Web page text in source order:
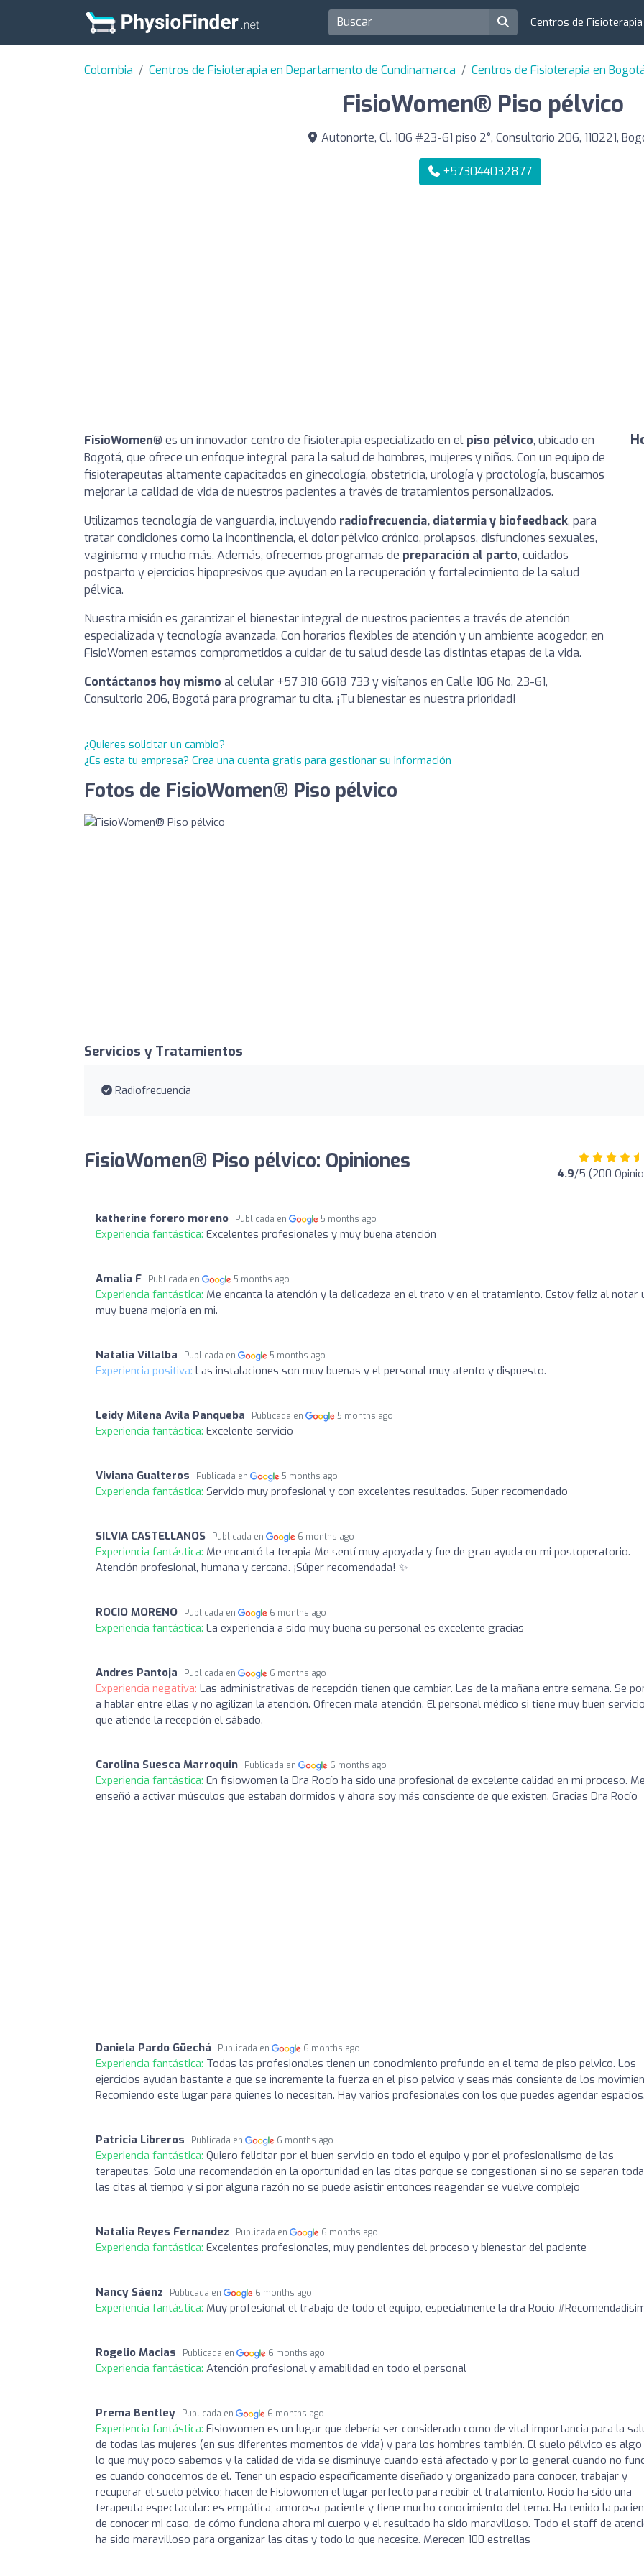
Centros de
Colombia Centros de Fisioterapia en Departamento de Cundinamarca Centros de Fisioterapia en
FisioWomen® Piso pélvico
Autonorte, Cl. 106 #23-61 piso 2°, Consultorio 206, 110221,
+573044032877
FisioWomen® es un innovador centro de fisioterapia especializado en el piso pélvico, ubicado en
Bogotá, que ofrece un enfoque integral para la salud de hombres, mujeres y niños. Con un equipo de
fisioterapeutas altamente capacitados en ginecología, obstetricia, urología y proctología, buscamos
mejorar la calidad de vida de nuestros pacientes a través de tratamientos personalizados.
Utilizamos tecnología de vanguardia, incluyendo radiofrecuencia, diatermia y biofeedback, para
tratar condiciones como la incontinencia, el dolor pélvico crónico, prolapsos, disfunciones sexuales,
vaginismo y mucho más. Además, ofrecemos programas de preparación al parto, cuidados
postparto y ejercicios hipopresivos que ayudan en la recuperación y fortalecimiento de la salud
pélvica.
Nuestra misión es garantizar el bienestar integral de nuestros pacientes a través de atención
especializada y tecnología avanzada. Con horarios flexibles de atención y un ambiente acogedor, en
FisioWomen estamos comprometidos a cuidar de tu salud desde las distintas etapas de la vida.
Contáctanos hoy mismo al celular +57 318 6618 733 y visítanos en Calle 106 No. 23-61,
Consultorio 206, Bogotá para programar tu cita. ¡Tu bienestar es nuestra prioridad!
¿Quieres solicitar un cambio?
¿Es esta tu empresa? Crea una cuenta gratis para gestionar su información
Fotos de FisioWomen® Piso pélvico
Servicios y Tratamientos
Radiofrecuencia
FisioWomen® Piso pélvico: Opiniones 4.9/5 (200
katherine forero moreno Publicada en 5 months ago
Experiencia fantástica: Excelentes profesionales y muy buena atención
Amalia F Publicada en 5 months ago
Experiencia fantástica: Me encanta la atención y la delicadeza en el trato y en el tratamiento. Estoy feliz al notar
muy buena mejoría en mi.
Natalia Villalba Publicada en 5 months ago
Experiencia positiva: Las instalaciones son muy buenas y el personal muy atento y dispuesto.
Leidy Milena Avila Panqueba Publicada en 5 months ago
Experiencia fantástica: Excelente servicio
Viviana Gualteros Publicada en 5 months ago
Experiencia fantástica: Servicio muy profesional y con excelentes resultados. Super recomendado
SILVIA CASTELLANOS Publicada en 6 months ago
Experiencia fantástica: Me encantó la terapia Me sentí muy apoyada y fue de gran ayuda en mi postoperatorio.
Atención profesional, humana y cercana. ¡Súper recomendada! ✨
ROCIO MORENO Publicada en 6 months ago
Experiencia fantástica: La experiencia a sido muy buena su personal es excelente gracias
Andres Pantoja Publicada en 6 months ago
Experiencia negativa: Las administrativas de recepción tienen que cambiar. Las de la mañana entre semana. Se
a hablar entre ellas y no agilizan la atención. Ofrecen mala atención. El personal médico si tiene muy buen
que atiende la recepción el sábado.
Carolina Suesca Marroquin Publicada en 6 months ago
Experiencia fantástica: En fisiowomen la Dra Rocío ha sido una profesional de excelente calidad en mi proceso.
enseñó a activar músculos que estaban dormidos y ahora soy más consciente de que existen. Gracias Dra Rocío
Daniela Pardo Güechá Publicada en 6 months ago
Experiencia fantástica: Todas las profesionales tienen un conocimiento profundo en el tema de piso pelvico. Los
ejercicios ayudan bastante a que se incremente la fuerza en el piso pelvico y seas más consiente de los
Recomiendo este lugar para quienes lo necesitan. Hay varios profesionales con los que puedes agendar
Patricia Libreros Publicada en 6 months ago
Experiencia fantástica: Quiero felicitar por el buen servicio en todo el equipo y por el profesionalismo de las
terapeutas. Solo una recomendación en la oportunidad en las citas porque se congestionan si no se separan
las citas al tiempo y si por alguna razón no se puede asistir entonces reagendar se vuelve complejo
Natalia Reyes Fernandez Publicada en 6 months ago
Experiencia fantástica: Excelentes profesionales, muy pendientes del proceso y bienestar del paciente
Nancy Sáenz Publicada en 6 months ago
Experiencia fantástica: Muy profesional el trabajo de todo el equipo, especialmente la dra Rocío
Rogelio Macias Publicada en 6 months ago
Experiencia fantástica: Atención profesional y amabilidad en todo el personal
Prema Bentley Publicada en 6 months ago
Experiencia fantástica: Fisiowomen es un lugar que debería ser considerado como de vital importancia para la
de todas las mujeres (en sus diferentes momentos de vida) y para los hombres también. El suelo pélvico es algo
lo que muy poco sabemos y la calidad de vida se disminuye cuando está afectado y por lo general cuando no
es cuando conocemos de él. Tener un espacio específicamente diseñado y organizado para conocer, trabajar y
recuperar el suelo pélvico; hacen de Fisiowomen el lugar perfecto para recibir el tratamiento. Rocio ha sido una
terapeuta espectacular: es empática, amorosa, paciente y tiene mucho conocimiento del tema. Ha tenido la
de conocer mi caso, de cómo funciona ahora mi cuerpo y el resultado ha sido maravilloso. Todo el staff de
ha sido maravilloso para organizar las citas y todo lo que necesite. Merecen 100 estrellas